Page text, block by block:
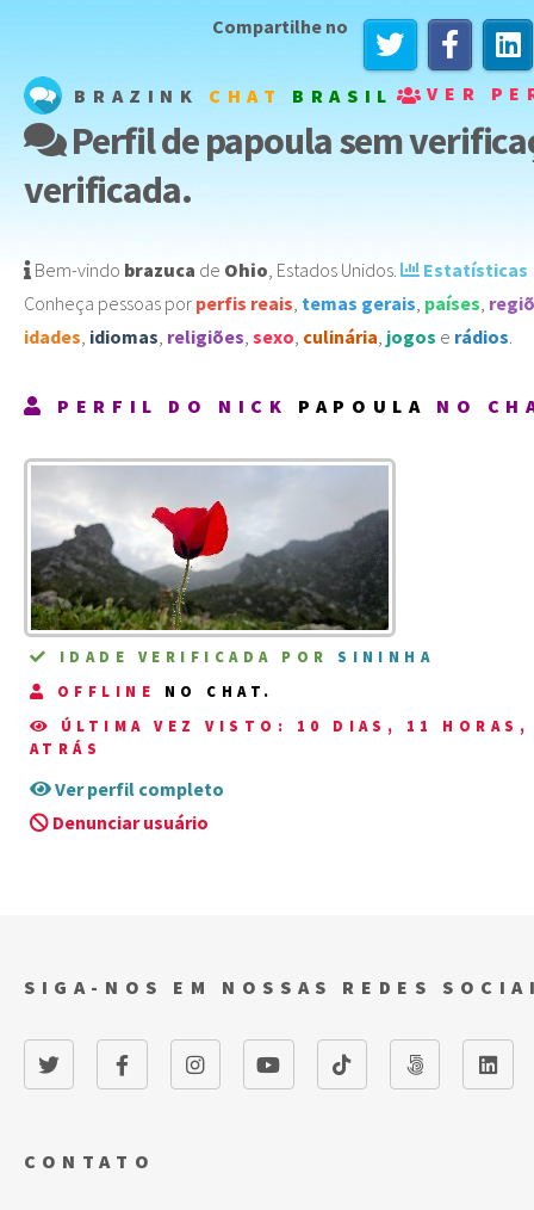
BRAZINK CHAT BRASIL VER
Compartilhe no
Perfil de papoula sem
verificada.
Bem-vindo brazuca de Ohio Estados Unidos
Estatísticas
Conheça pessoas por perfis reais temas gerais países
idades idiomas religiões sexo culinária jogos e rádios
PERFIL DO NICK PAPOULA NO
IDADE VERIFICADA POR SININHA
OFFLINE
NO CHAT.
ÚLTIMA VEZ VISTO: 10 DIAS, 11
ATRÁS
Ver perfil completo
Denunciar usuário
CONTATO
SIGA-NOS EM NOSSAS REDES